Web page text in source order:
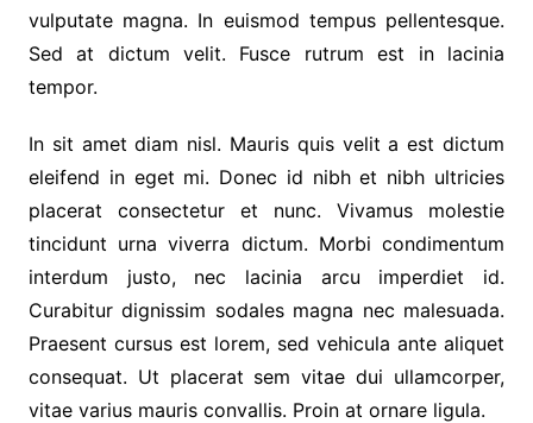
vulputate magna. In euismod tempus pellentesque.
Sed at dictum velit. Fusce rutrum est in lacinia
tempor.
In sit amet diam nisl. Mauris quis velit a est dictum
eleifend in eget mi. Donec id nibh et nibh ultricies
placerat consectetur et nunc. Vivamus molestie
tincidunt urna viverra dictum. Morbi condimentum
interdum justo, nec lacinia arcu imperdiet id.
Curabitur dignissim sodales magna nec malesuada.
Praesent cursus est lorem, sed vehicula ante aliquet
consequat. Ut placerat sem vitae dui ullamcorper,
vitae varius mauris convallis. Proin at ornare ligula.